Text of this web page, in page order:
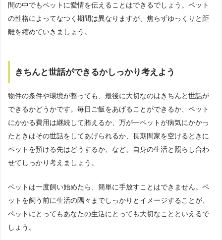
間の中でもペットに愛情を伝えることはできるでしょう。ペット
の性格によってなつく期間は異なりますが、焦らずゆっくりと距
離を縮めていきましょう。
きちんと世話ができるかしっかり考えよう
物件の条件や環境が整っても、最後に大切なのはきちんと世話が
できるかどうかです。毎日ご飯をあげることができるか、ペット
にかかる費用は継続して賄えるか、万が一ペットが病気にかかっ
たときはその世話をしてあげられるか、長期間家を空けるときに
ペットを預ける先はどうするか、など、自身の生活と照らし合わ
せてしっかり考えましょう。
ペットは一度飼い始めたら、簡単に手放すことはできません。ペ
ットを飼う前に生活の隅々までしっかりとイメージすることが、
ペットにとってもあなたの生活にとっても大切なことといえるで
しょう。